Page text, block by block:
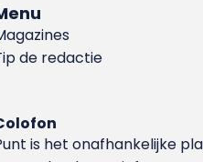
de redactie
is het onafhankelijke